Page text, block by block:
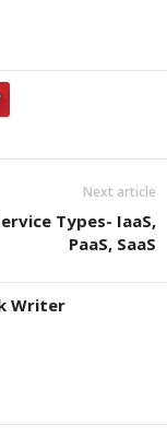
Next article
Types- IaaS,
PaaS, SaaS
Writer